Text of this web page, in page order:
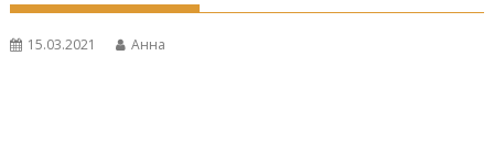
15.03.2021 Анна